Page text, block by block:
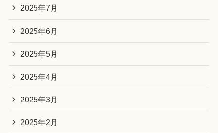
2025年7月
2025年6月
2025年5月
2025年4月
2025年3月
2025年2月